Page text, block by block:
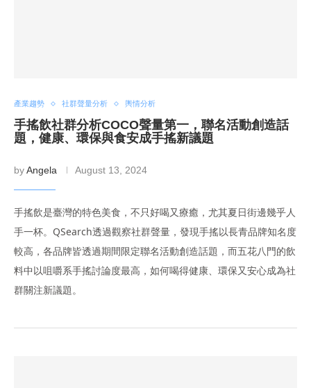
產業趨勢 社群聲量分析 輿情分析
手搖飲社群分析COCO聲量第一，聯名活動創造話
題，健康、環保與食安成手搖新議題
byAngela August 13, 2024
手搖飲是臺灣的特色美食，不只好喝又療癒，尤其夏日街邊幾乎人
手一杯。QSearch透過觀察社群聲量，發現手搖以長青品牌知名度
較高，各品牌皆透過期間限定聯名活動創造話題，而五花八門的飲
料中以咀嚼系手搖討論度最高，如何喝得健康、環保又安心成為社
群關注新議題。